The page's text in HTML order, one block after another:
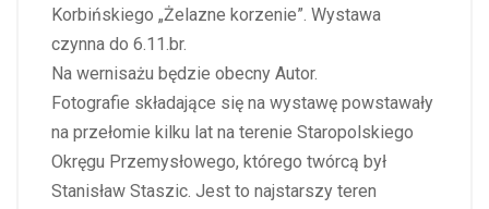
Korbińskiego „Żelazne korzenie”. Wystawa
czynna do 6.11.br.
Na wernisażu będzie obecny Autor.
Fotografie składające się na wystawę powstawały
na przełomie kilku lat na terenie Staropolskiego
Okręgu Przemysłowego, którego twórcą był
Stanisław Staszic. Jest to najstarszy teren